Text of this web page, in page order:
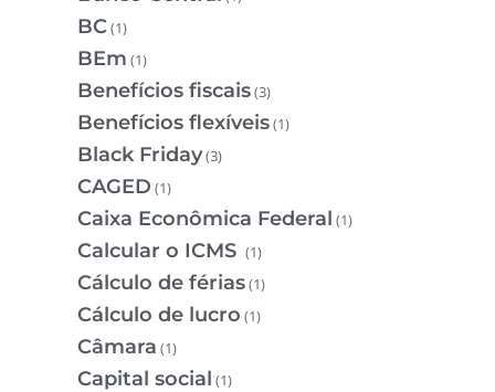
BC(1)
BEm (1)
Benefícios fiscais(3)
Benefícios flexíveis(1)
Black Friday(3)
CAGED (1)
Caixa Econômica Federal (1)
Calcular o ICMS (1)
Cálculo de férias(1)
Cálculo de lucro (1)
Câmara (1)
Capital social (1)